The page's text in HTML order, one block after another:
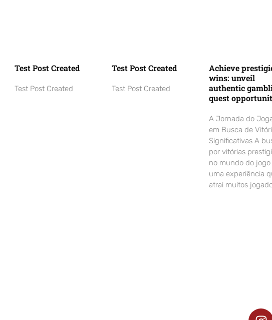
Test Post Created
Test Post Created
Test Post Created
Test Post Created
Achieve
wins: unveil
authentic
quest
A Jornada do
em Busca de
Significativas A
por vitórias
no mundo do jogo
uma experiência
atrai muitos